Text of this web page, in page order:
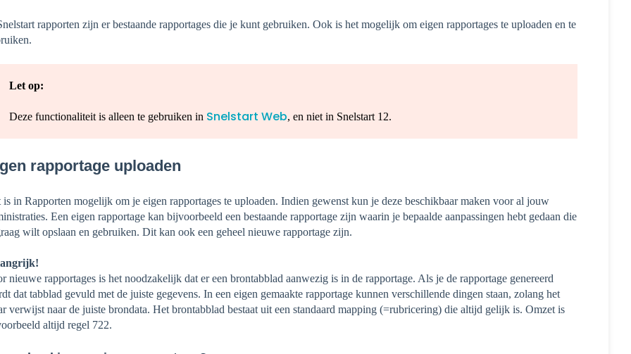
rapporten zijn er bestaande rapportages die je kunt gebruiken. Ook is het mogelijk om eigen rapportages te uploaden en te
Let op:
Deze functionaliteit is alleen te gebruiken in Snelstart Web, en niet in Snelstart 12.
rapportage uploaden
is in Rapporten mogelijk om je eigen rapportages te uploaden. Indien gewenst kun je deze beschikbaar maken voor al jouw
Een eigen rapportage kan bijvoorbeeld een bestaande rapportage zijn waarin je bepaalde aanpassingen hebt gedaan die
wilt opslaan en gebruiken. Dit kan ook een geheel nieuwe rapportage zijn.
nieuwe rapportages is het noodzakelijk dat er een brontabblad aanwezig is in de rapportage. Als je de rapportage genereerd
dat tabblad gevuld met de juiste gegevens. In een eigen gemaakte rapportage kunnen verschillende dingen staan, zolang het
verwijst naar de juiste brondata. Het brontabblad bestaat uit een standaard mapping (=rubricering) die altijd gelijk is. Omzet is
altijd regel 722.